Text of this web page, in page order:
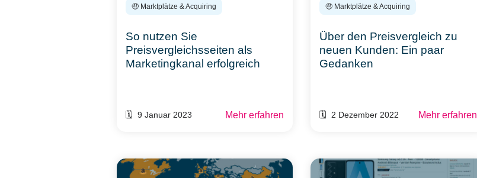
🤑 Marktplätze & Acquiring
So nutzen Sie
Preisvergleichsseiten als
Marketingkanal erfolgreich
🗓️ 9 Januar 2023 Mehr erfahren
🤑 Marktplätze & Acquiring
Über den Preisvergleich zu
neuen Kunden: Ein paar
Gedanken
🗓️ 2 Dezember 2022 Mehr erfahren